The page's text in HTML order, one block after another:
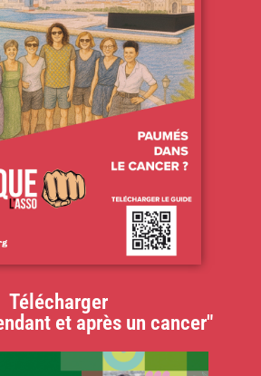
Télécharger
et après un cancer"